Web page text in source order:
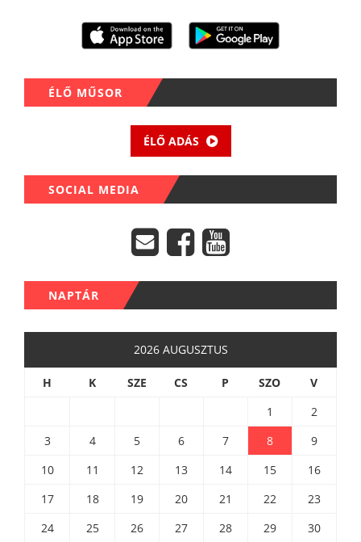
ÉLŐ MŰSOR
ÉLŐ ADÁS
SOCIAL MEDIA
NAPTÁR
2026 AUGUSZTUS
H K SZE CS P SZO
V
1
2
3
4 5 6 7 8
9
10
11 12 13 14 15
16
17
18 19 20 21 22
23
24
25 26 27 28 29
30